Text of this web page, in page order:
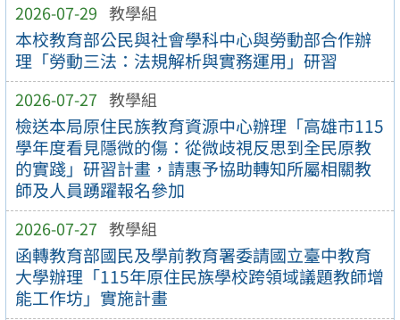
2026-07-29 教學組
本校教育部公民與社會學科中心與勞動部合作辦
理「勞動三法：法規解析與實務運用」研習
2026-07-27 教學組
檢送本局原住民族教育資源中心辦理「高雄市115
學年度看見隱微的傷：從微歧視反思到全民原教
的實踐」研習計畫，請惠予協助轉知所屬相關教
師及人員踴躍報名參加
2026-07-27 教學組
函轉教育部國民及學前教育署委請國立臺中教育
大學辦理「115年原住民族學校跨領域議題教師增
能工作坊」實施計畫